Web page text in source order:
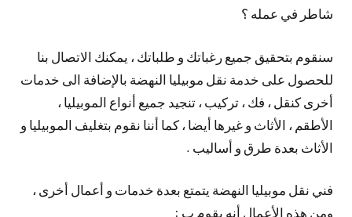
شاطر في عمله ؟
سنقوم بتحقيق جميع رغباتك و طلباتك ، يمكنك الاتصال بنا
للحصول على خدمة نقل موبيليا النهضة بالإضافة الى خدمات
أخرى كنقل ، فك ، تركيب ، تنجيد جميع أنواع الموبيليا ،
الأطقم ، الأثاث و غيرها أيضا ، كما أننا نقوم بتغليف الموبيليا و
الأثاث بعدة طرق و أساليب .
فني نقل موبيليا النهضة يتمتع بعدة خدمات و أعمال أخرى ،
ومن هذه الأعمال أنه يقوم ب :